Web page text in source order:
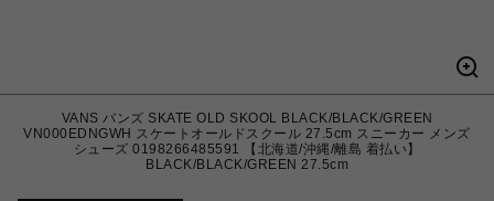
VANS バンズ SKATE OLD SKOOL BLACK/BLACK/GREEN
VN000EDNGWH スケートオールドスクール 27.5cm スニーカー メンズ
シューズ 0198266485591 【北海道/沖縄/離島 着払い】
BLACK/BLACK/GREEN 27.5cm